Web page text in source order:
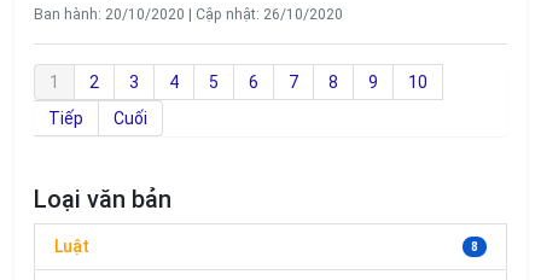
Ban hành: 20/10/2020 | Cập nhật: 26/10/2020
1 2 3 4 5 6 7 8 9
10
Tiếp
Cuối
Loại văn bản
Luật 8